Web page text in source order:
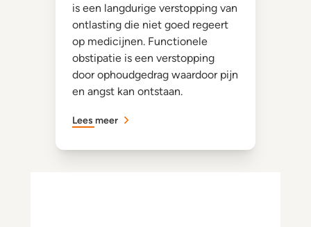
is een langdurige verstopping van
ontlasting die niet goed regeert
op medicijnen. Functionele
obstipatie is een verstopping
door ophoudgedrag waardoor pijn
en angst kan ontstaan.
Lees meer